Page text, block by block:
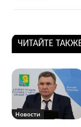
ЧИТАЙТЕ
Новости